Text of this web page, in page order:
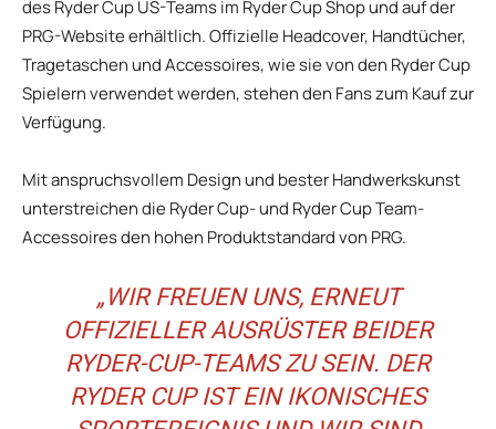
des Ryder Cup US-Teams im Ryder Cup Shop und auf der
PRG-Website erhältlich. Offizielle Headcover, Handtücher,
Tragetaschen und Accessoires, wie sie von den Ryder Cup
Spielern verwendet werden, stehen den Fans zum Kauf zur
Verfügung.
Mit anspruchsvollem Design und bester Handwerkskunst
unterstreichen die Ryder Cup- und Ryder Cup Team-
Accessoires den hohen Produktstandard von PRG.
„WIR FREUEN UNS, ERNEUT
OFFIZIELLER AUSRÜSTER BEIDER
RYDER-CUP-TEAMS ZU SEIN. DER
RYDER CUP IST EIN IKONISCHES